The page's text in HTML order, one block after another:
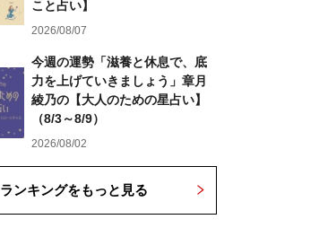
こと占い】
2026/08/07
今週の運勢「滋養と休息で、底
力を上げていきましょう」章月
綾乃の【大人のための星占い】
（8/3～8/9）
2026/08/02
ランキングをもっと見る